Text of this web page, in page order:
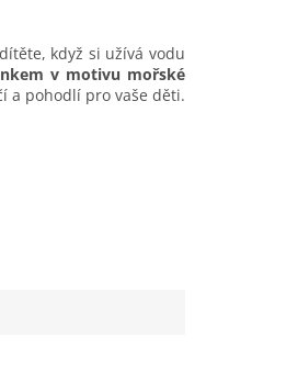
když si užívá vodu
v motivu mořské
a pohodlí pro vaše děti.